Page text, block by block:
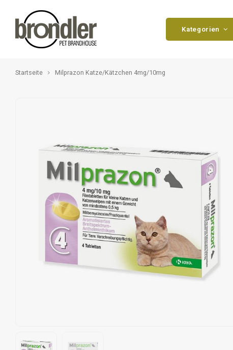
Kategorien
Startseite Milprazon Katze/Kätzchen 4mg/10mg